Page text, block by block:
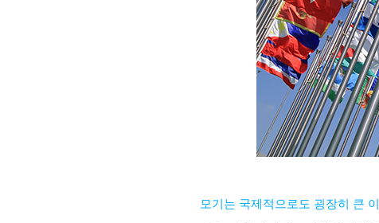
모기는 국제적으로도 굉장히 큰